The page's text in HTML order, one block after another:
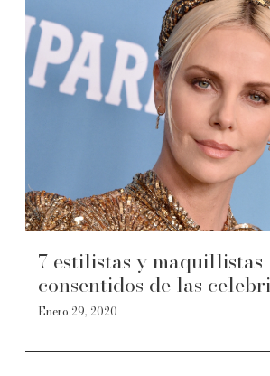
7 estilistas y maquillistas
consentidos de las
Enero 29, 2020